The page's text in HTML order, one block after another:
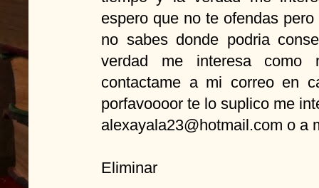
espero que no te ofendas
no sabes donde podria
verdad me interesa como
contactame a mi correo en
porfavoooor te lo suplico me
alexayala23@hotmail.com o a
Eliminar